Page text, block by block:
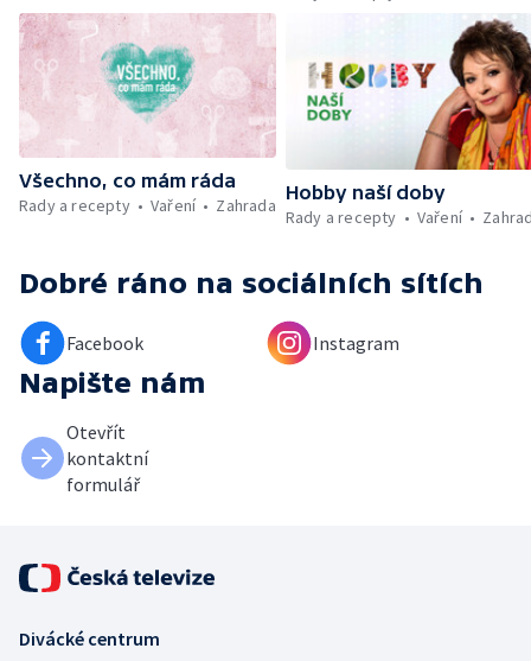
Vyhodnocení ankety + ČT tipy —
Vyhodnocení divácké soutěže — Práce
záchranářů v létě
Všechno, co mám ráda
Rady a recepty
Vaření Zahrada
Hobby naší doby
Rady a recepty
Vaření
Dobré ráno na sociálních sítích
Facebook Instagram
Napište nám
Otevřít
kontaktní
formulář
Divácké centrum